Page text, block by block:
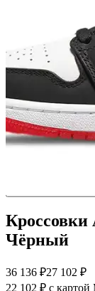
Чёрный
36 136 ₽27 102 ₽
22 102 ₽ с картой